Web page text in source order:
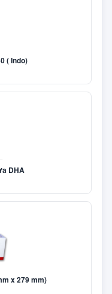
( Indo)
DHA
x 279 mm)